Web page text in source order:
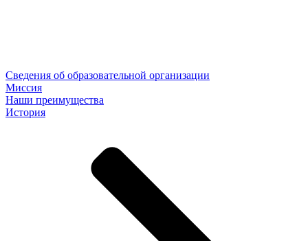
Сведения об образовательной организации
Миссия
Наши преимущества
История